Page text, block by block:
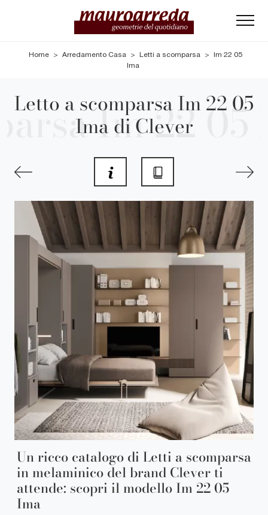
Home > Arredamento Casa > Letti a scomparsa > Im 22 05
Ima
Letto a scomparsa Im 22 05
Ima di Clever
Un ricco catalogo di Letti a scomparsa
in melaminico del brand Clever ti
attende: scopri il modello Im 22 05
Ima